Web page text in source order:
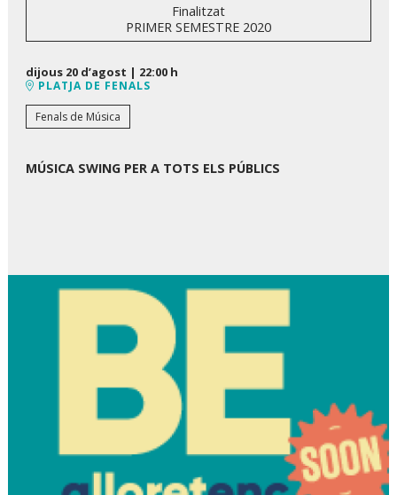
Finalitzat
PRIMER SEMESTRE 2020
dijous 20 d’agost | 22:00 h
PLATJA DE FENALS
Fenals de Música
MÚSICA SWING PER A TOTS ELS PÚBLICS